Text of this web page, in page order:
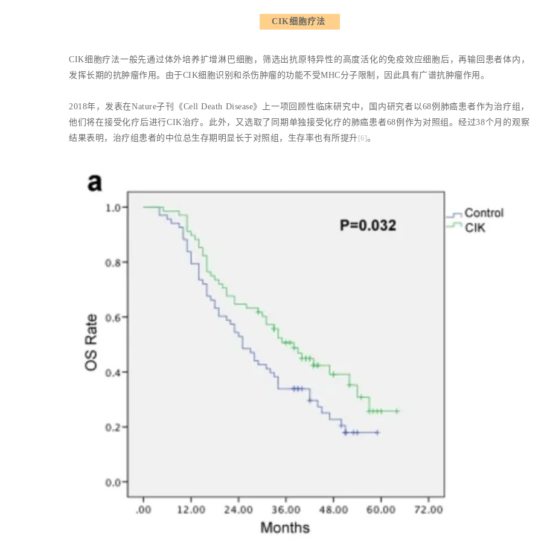
CIK细胞疗法
CIK细胞疗法一般先通过体外培养扩增淋巴细胞，筛选出抗原特异性的高度活化的免疫效应细胞后，再输回患者体内，
发挥长期的抗肿瘤作用。由于CIK细胞识别和杀伤肿瘤的功能不受MHC分子限制，因此具有广谱抗肿瘤作用。
2018年，发表在Nature子刊《Cell Death Disease》上一项回顾性临床研究中，国内研究者以68例肺癌患者作为治疗组，
他们将在接受化疗后进行CIK治疗。此外，又选取了同期单独接受化疗的肺癌患者68例作为对照组。经过38个月的观察
结果表明，治疗组患者的中位总生存期明显长于对照组，生存率也有所提升 [6]。